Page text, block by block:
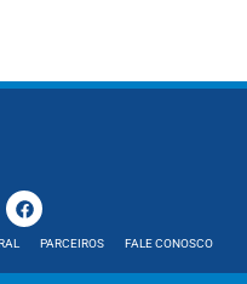
PARCEIROS FALE CONOSCO